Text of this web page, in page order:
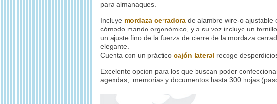
para almanaques.
Incluye mordaza cerradora de alambre wire-o ajustable
cómodo mando ergonómico, y a su vez incluye un
un ajuste fino de la fuerza de cierre de la mordaza
elegante.
Cuenta con un práctico cajón lateral recoge
Excelente opción para los que buscan poder
agendas, memorias y documentos hasta 300 hojas